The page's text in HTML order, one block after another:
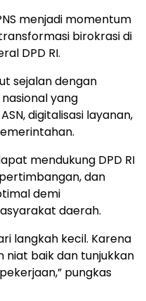
menjadi momentum
birokrasi di
DPD RI.
sejalan dengan
yang
digitalisasi layanan,
mendukung DPD RI
dan
demi
daerah.
langkah kecil. Karena
niat baik dan tunjukkan
pungkas